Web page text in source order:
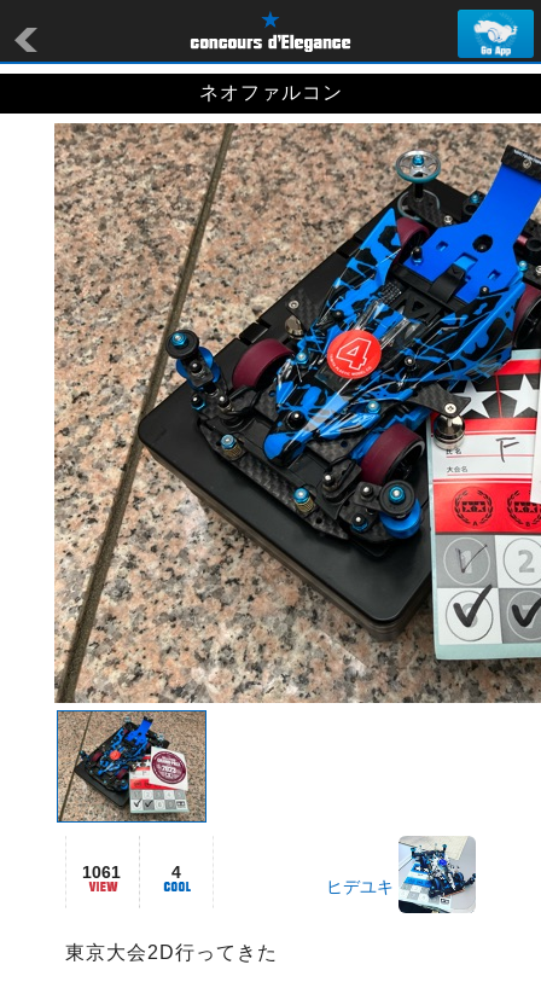
ネオファルコン
1061 4
ヒデユキ
東京大会2D行ってきた